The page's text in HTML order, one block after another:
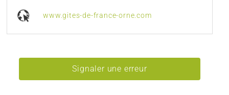
www.gites-de-france-orne.com
Signaler une erreur